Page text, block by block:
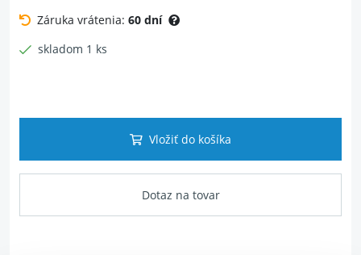
Záruka vrátenia: 60 dní
skladom 1 ks
Vložiť do košíka
Dotaz na tovar